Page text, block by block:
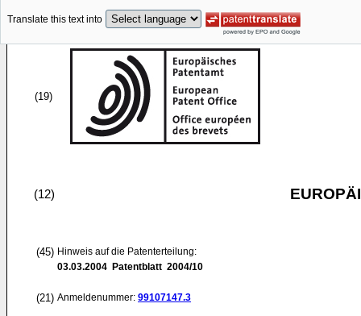
Translate this text into
(19)
(12)
(45) Hinweis auf die Patenterteilung:
03.03.2004 Patentblatt 2004/10
(21) Anmeldenummer: 99107147.3